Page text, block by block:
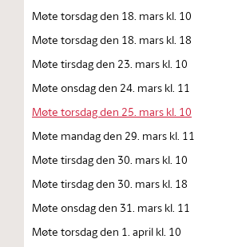
Møte torsdag den 18. mars kl. 10
Møte torsdag den 18. mars kl. 18
Møte tirsdag den 23. mars kl. 10
Møte onsdag den 24. mars kl. 11
Møte torsdag den 25. mars kl. 10
Møte mandag den 29. mars kl. 11
Møte tirsdag den 30. mars kl. 10
Møte tirsdag den 30. mars kl. 18
Møte onsdag den 31. mars kl. 11
Møte torsdag den 1. april kl. 10